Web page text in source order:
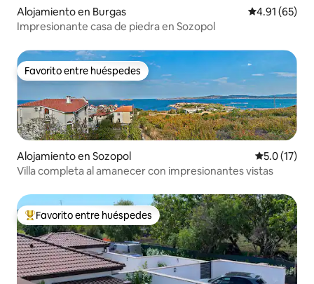
Alojamiento en Burgas Calificación
4.91 (65)
Impresionante casa de piedra en Sozopol
Favorito entre huéspedes
Favorito entre huéspedes
Alojamiento en Sozopol Calificación
5.0 (17)
Villa completa al amanecer con impresionantes vistas
Favorito entre huéspedes preferido
Favorito entre huéspedes